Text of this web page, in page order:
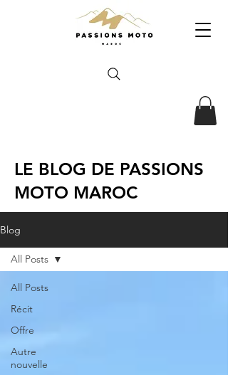
LE BLOG DE PASSIONS
MOTO MAROC
Blog
All Posts
Récit
Offre
Autre
nouvelle
All Posts